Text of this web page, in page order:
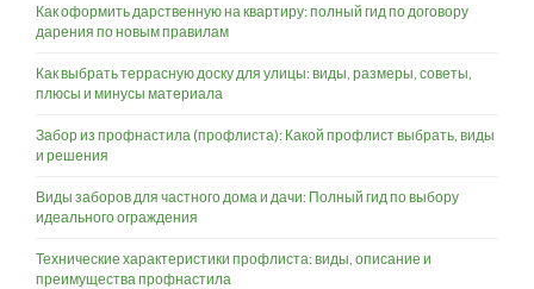
Как оформить дарственную на квартиру: полный гид по договору
дарения по новым правилам
Как выбрать террасную доску для улицы: виды, размеры, советы,
плюсы и минусы материала
Забор из профнастила (профлиста): Какой профлист выбрать, виды
и решения
Виды заборов для частного дома и дачи: Полный гид по выбору
идеального ограждения
Технические характеристики профлиста: виды, описание и
преимущества профнастила